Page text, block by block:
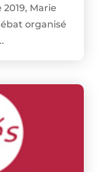
Marie
organisé